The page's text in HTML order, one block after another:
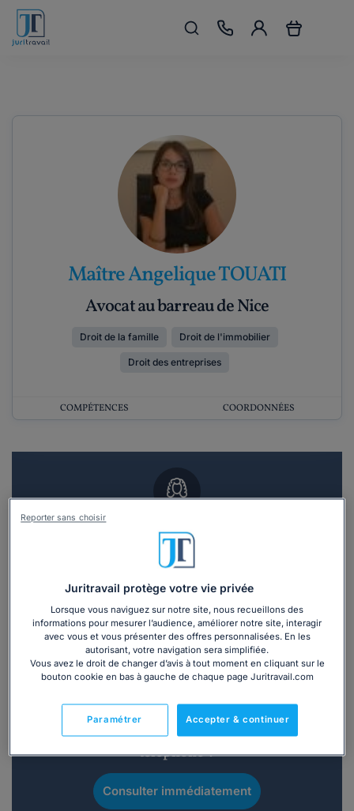
Maître Angelique TOUATI
Avocat au barreau de Nice
Droit de la famille Droit de l'immobilier
Droit des entreprises
COMPÉTENCES COORDONNÉES
Vous souhaitez un RDV en cabinet avec un
avocat ?
Recevoir des devis d'avocats
3 devis en 48h
Vous souhaitez une consultation par
téléphone ?
Consulter immédiatement
Juritravail protège votre vie privée
Lorsque vous naviguez sur notre site, nous recueillons des
informations pour mesurer l’audience, améliorer notre site, interagir
avec vous et vous présenter des offres personnalisées. En les
autorisant, votre navigation sera simplifiée.
Vous avez le droit de changer d’avis à tout moment en cliquant sur le
bouton cookie en bas à gauche de chaque page Juritravail.com
Accepter & continuer
Paramétrer
Reporter sans choisir